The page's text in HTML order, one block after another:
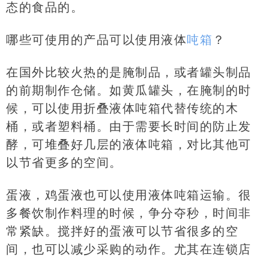
态的食品的。
哪些可使用的产品可以使用液体吨箱 ？
在国外比较火热的是腌制品，或者罐头制品
的前期制作仓储。如黄瓜罐头，在腌制的时
候，可以使用折叠液体吨箱代替传统的木
桶，或者塑料桶。由于需要长时间的防止发
酵，可堆叠好几层的液体吨箱，对比其他可
以节省更多的空间。
蛋液，鸡蛋液也可以使用液体吨箱运输。很
多餐饮制作料理的时候，争分夺秒，时间非
常紧缺。搅拌好的蛋液可以节省很多的空
间，也可以减少采购的动作。尤其在连锁店